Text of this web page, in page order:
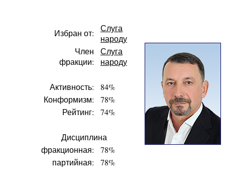
Избран от:
Слуга
народу
Член
фракции:
Слуга
народу
Активность:
84%
Конформизм:
78%
Рейтинг:
74%
Дисциплина
фракционная:
78%
партийная:
78%